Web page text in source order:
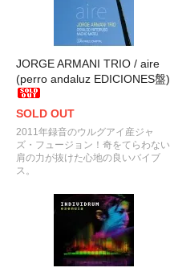
JORGE ARMANI TRIO / aire
(perro andaluz EDICIONES盤)
SOLD OUT
2011年録音のウルグアイ産ジャ
ズ・フュージョン！奇をてらわない
肩の力が抜けた心地の良いバイブ
ス。